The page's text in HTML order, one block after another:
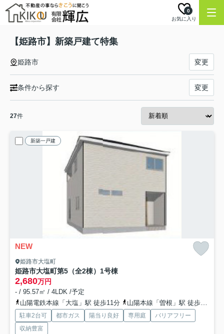
お気に入り
0
【姫路市】新築戸建て特集
姫路市 変更
条件から探す 変更
27件
新築一戸建
NEW
姫路市大塩町
姫路市大塩町第5（全2棟）1号棟
2,680万円
- / 95.57㎡ / 4LDK /予定
山陽電鉄本線「大塩」駅 徒歩11分
山陽本線「曽根」駅 徒歩34分
駐車2台可 都市ガス 陽当り良好 専用庭
バリアフリー
収納豊富